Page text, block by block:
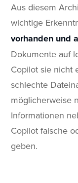
Aus diesem
wichtige
vorhanden und
Dokumente auf
Copilot sie nicht
schlechte
möglicherweise
Informationen
Copilot falsche
geben.